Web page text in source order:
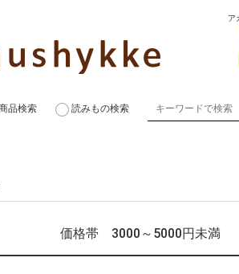
ア
品検索 読みもの検索
価格帯 3000～5000円未満